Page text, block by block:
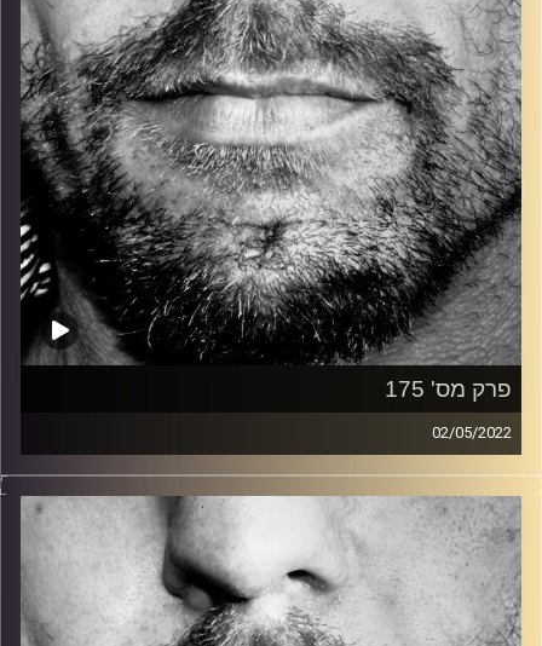
פרק מס' 175
02/05/2022
זיפים, מוזיקה מחוספסת של הופעות חיות. הרבה ג'אם, רוק,
בלוז, bluegrass, ג'אז, Fאנק, פרוגרסיב ואפילו אלקטרוניקה.
כל מה שחי, אמיתי ונושם.
עם שמוליק רגב.
קרדיט תמונות: David Goehring